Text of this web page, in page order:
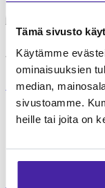
Tämä sivusto
Käytämme
ominaisuuksien
median,
sivustoamme.
heille tai joita on
Furro ei ole
jolla turvaat koirasi
vastaan.
Lue lisää Furrosta
FURRO
Eteläesplanadi 2
00130 Helsinki
Etusivu